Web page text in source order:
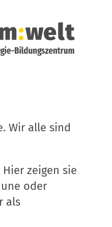
Wir alle sind
zeigen sie
oder
als